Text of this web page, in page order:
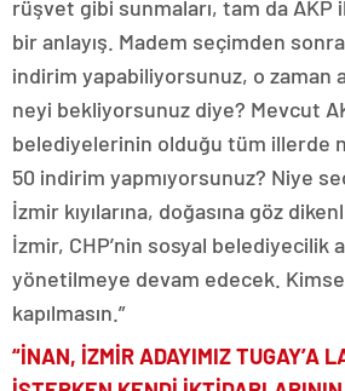
rüşvet gibi sunmaları, tam da AKP
bir anlayış. Madem seçimden
indirim yapabiliyorsunuz, o zaman
neyi bekliyorsunuz diye? Mevcut
belediyelerinin olduğu tüm illerde
50 indirim yapmıyorsunuz? Niye
İzmir kıyılarına, doğasına göz
İzmir, CHP’nin sosyal belediyecilik
yönetilmeye devam edecek.
kapılmasın.”
“İNAN, İZMİR ADAYIMIZ TUGAY’A